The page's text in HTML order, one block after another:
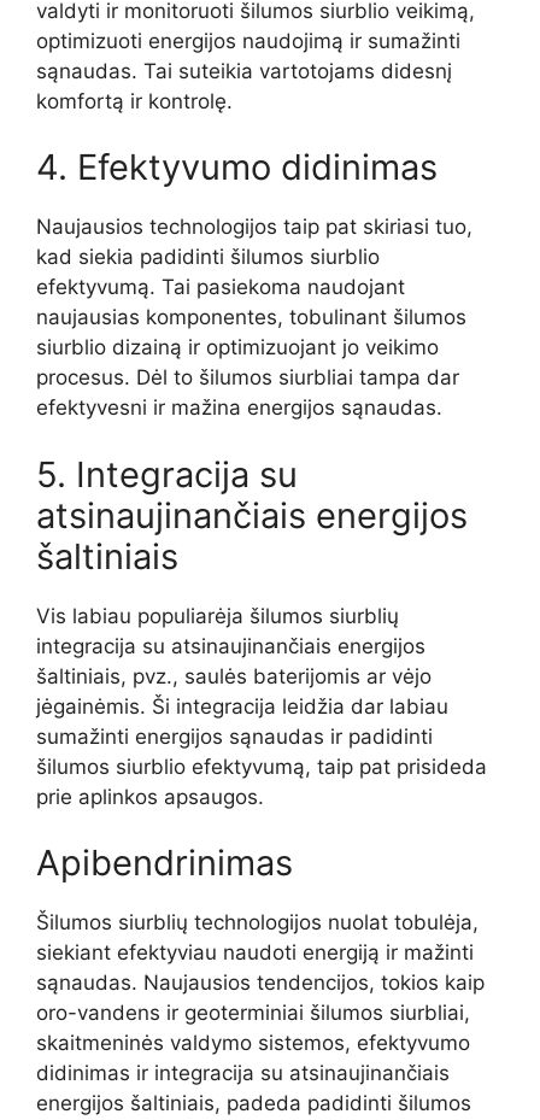
valdyti ir monitoruoti šilumos siurblio veikimą,
optimizuoti energijos naudojimą ir sumažinti
sąnaudas. Tai suteikia vartotojams didesnį
komfortą ir kontrolę.
4. Efektyvumo didinimas
Naujausios technologijos taip pat skiriasi tuo,
kad siekia padidinti šilumos siurblio
efektyvumą. Tai pasiekoma naudojant
naujausias komponentes, tobulinant šilumos
siurblio dizainą ir optimizuojant jo veikimo
procesus. Dėl to šilumos siurbliai tampa dar
efektyvesni ir mažina energijos sąnaudas.
5. Integracija su
atsinaujinančiais energijos
šaltiniais
Vis labiau populiarėja šilumos siurblių
integracija su atsinaujinančiais energijos
šaltiniais, pvz., saulės baterijomis ar vėjo
jėgainėmis. Ši integracija leidžia dar labiau
sumažinti energijos sąnaudas ir padidinti
šilumos siurblio efektyvumą, taip pat prisideda
prie aplinkos apsaugos.
Apibendrinimas
Šilumos siurblių technologijos nuolat tobulėja,
siekiant efektyviau naudoti energiją ir mažinti
sąnaudas. Naujausios tendencijos, tokios kaip
oro-vandens ir geoterminiai šilumos siurbliai,
skaitmeninės valdymo sistemos, efektyvumo
didinimas ir integracija su atsinaujinančiais
energijos šaltiniais, padeda padidinti šilumos